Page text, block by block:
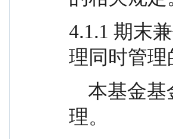
4.1.1 期末
理同时管
理。